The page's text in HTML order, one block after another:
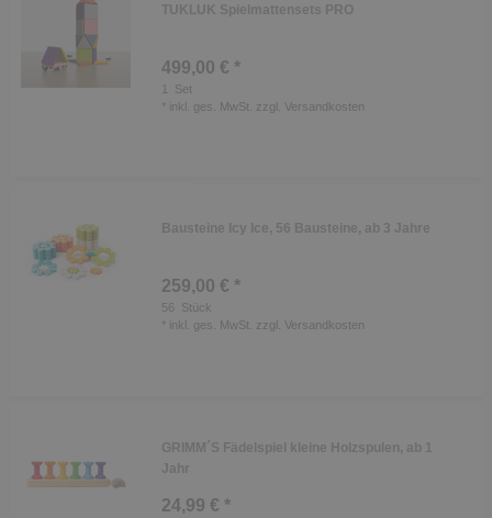
TUKLUK Spielmattensets PRO
499,00 € *
1
Set
* inkl. ges. MwSt. zzgl. Versandkosten
Bausteine Icy Ice, 56 Bausteine, ab 3 Jahre
259,00 € *
56
Stück
* inkl. ges. MwSt. zzgl. Versandkosten
GRIMM´S Fädelspiel kleine Holzspulen, ab 1
Jahr
24,99 € *